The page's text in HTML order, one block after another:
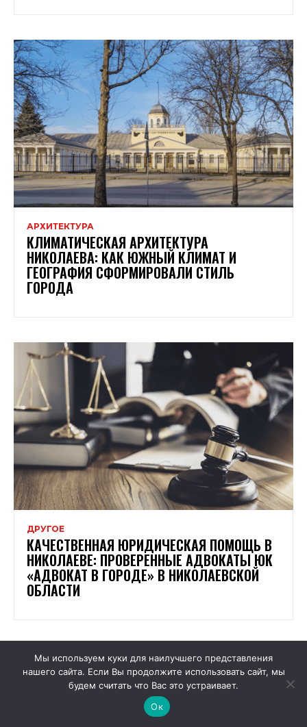
АРХИТЕКТУРА
КЛИМАТИЧЕСКАЯ АРХИТЕКТУРА
НИКОЛАЕВА: КАК ЮЖНЫЙ КЛИМАТ И
ГЕОГРАФИЯ СФОРМИРОВАЛИ СТИЛЬ
ГОРОДА
ДРУГОЕ
КАЧЕСТВЕННАЯ ЮРИДИЧЕСКАЯ ПОМОЩЬ В
НИКОЛАЕВЕ: ПРОВЕРЕННЫЕ АДВОКАТЫ ЮК
«АДВОКАТ В ГОРОДЕ» В НИКОЛАЕВСКОЙ
ОБЛАСТИ
Мы используем куки для наилучшего представления
нашего сайта. Если Вы продолжите использовать сайт, мы
будем считать что Вас это устраивает.
Ок